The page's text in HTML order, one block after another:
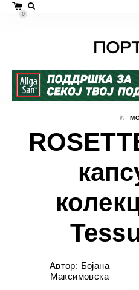
0
In
Автор: Бојана
Максимовска